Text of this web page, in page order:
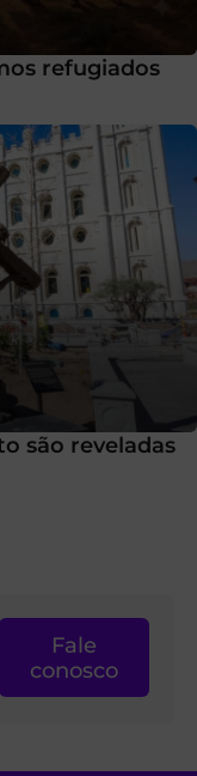
refugiados
são reveladas
Fale
conosco